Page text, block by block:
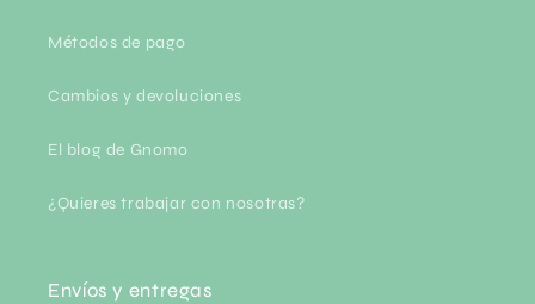
Métodos de pago
Cambios y devoluciones
El blog de Gnomo
¿Quieres trabajar con nosotras?
Envíos y entregas